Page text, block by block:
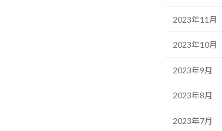
2023年11月
2023年10月
2023年9月
2023年8月
2023年7月